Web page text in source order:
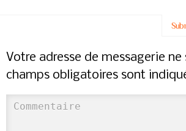
Votre adresse de messagerie ne
champs obligatoires sont